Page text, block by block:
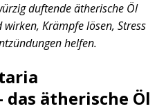
duftende ätherische Öl
Krämpfe lösen, Stress
helfen.
das ätherische Öl